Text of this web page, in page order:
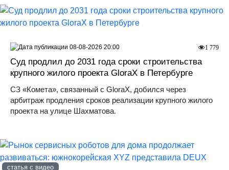
Суд продлил до 2031 года сроки строительства
крупного жилого проекта GloraX в Петербурге
СЗ «Комета», связанный с GloraX, добился через
арбитраж продления сроков реализации крупного жилого
проекта на улице Шахматова.
1 779
08-08-2026 20:00
статья с видео